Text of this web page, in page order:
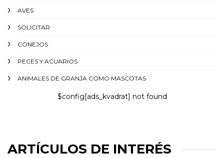
AVES
SOLICITAR
CONEJOS
PECES Y ACUARIOS
ANIMALES DE GRANJA COMO MASCOTAS
$config[ads_kvadrat] not found
ARTÍCULOS DE INTERÉS